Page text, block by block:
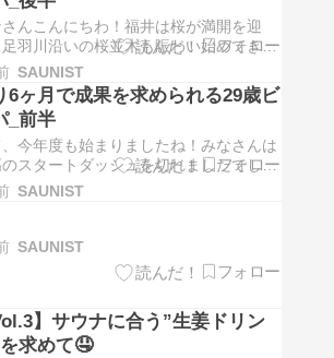
、兼六園や金沢城周り…
んこんにちわ！福井は桜が満開を迎
足羽川沿いの桜並木も賑わい始めてきま
ね🌸本日は、ビジネスを振り返っての後
です。 ⑴前回の振り返り ⑵後半戦 4.ア
アの決定 5.計画立案 6.実行フェーズ
の振り返り 仕事を最短ルートで回すた
は？について、これまで…
SAUNIST
6ヶ月で成果を求められる29歳ビ
_前半
、今年度も始まりましたね！みなさんは
スタートダッシュを切れましたでしょ
僕は早速てっぺん超えるくらい残業
いました🤤今日は久しぶりにビジネス
て語っていきたいと思います。 ⑴異動
り6ヶ月。 ⑵後戻り、進捗遅れに耐え
ない... ⑶最短ルートを…
SAUNIST
SAUNIST
】サウナに合う”生姜ドリン
求めて🤤